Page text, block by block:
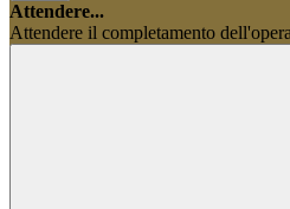
Attendere...
Attendere il completamento